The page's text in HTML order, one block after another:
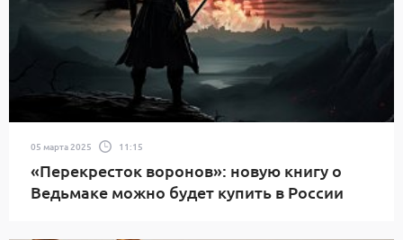
05 марта 2025 11:15
«Перекресток воронов»: новую книгу о
Ведьмаке можно будет купить в России